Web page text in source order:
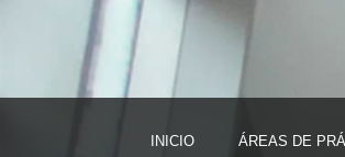
INICIO ÁREAS DE